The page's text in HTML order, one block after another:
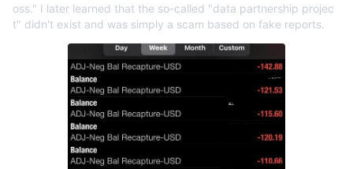
oss." I later learned that the so-called "data partnership projec
t" didn't exist and was simply a scam based on fake reports.